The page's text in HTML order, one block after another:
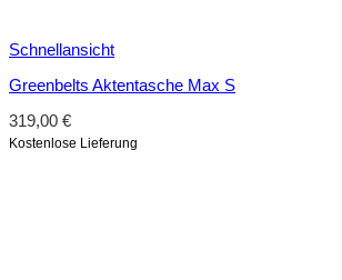
Schnellansicht
Greenbelts Aktentasche Max S
319,00 €
Kostenlose Lieferung